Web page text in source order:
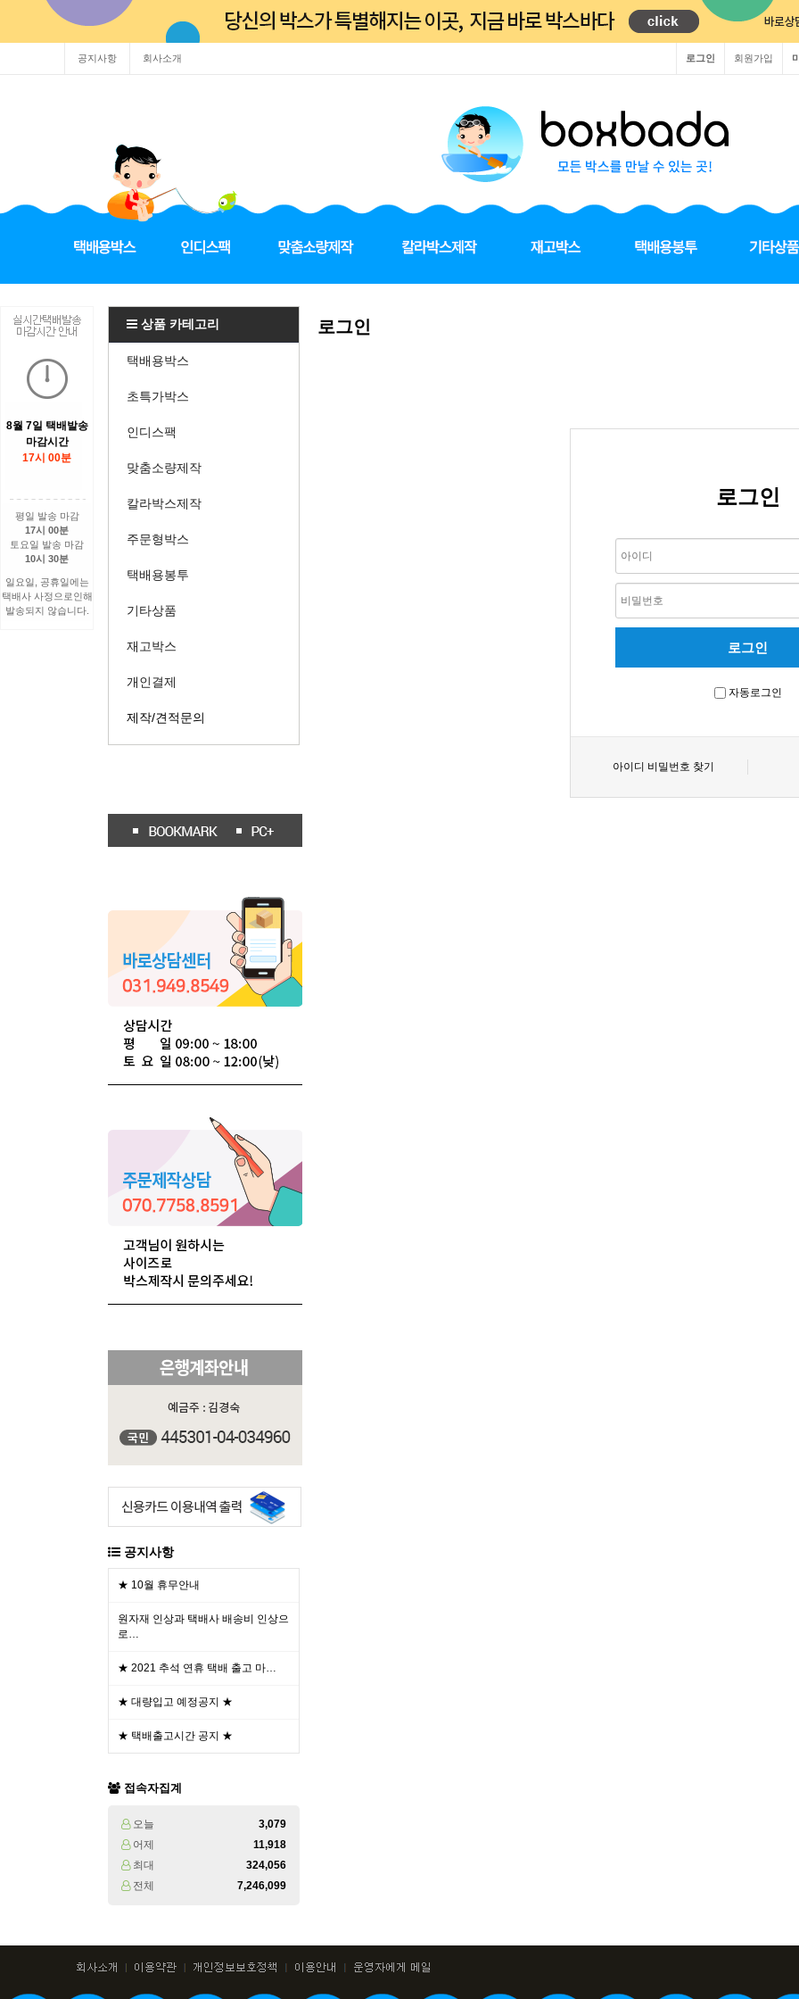
공지사항 회사소개 회원가입
로그인
8월 7일 택배발송
마감시간
17시 00분
평일 발송 마감
17시 00분
토요일 발송 마감
10시 30분
일요일, 공휴일에는
택배사 사정으로인해
발송되지 않습니다.
상품 카테고리
택배용박스
초특가박스
인디스팩
맞춤소량제작
칼라박스제작
주문형박스
택배용봉투
기타상품
재고박스
개인결제
제작/견적문의
공지사항
★ 10월 휴무안내
원자재 인상과 택배사 배송비 인상으
로…
★ 2021 추석 연휴 택배 출고 마…
★ 대량입고 예정공지 ★
★ 택배출고시간 공지 ★
접속자집계
오늘
3,079
어제
11,918
최대
324,056
전체
7,246,099
로그인
로그인
자동로그인
아이디 비밀번호 찾기